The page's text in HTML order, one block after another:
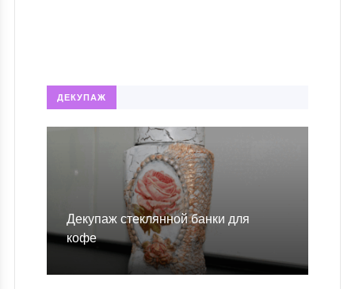
ДЕКУПАЖ
Декупаж стеклянной банки для
кофе